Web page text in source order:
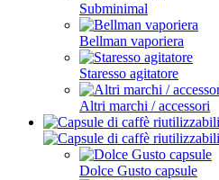
Subminimal
Bellman vaporiera
Staresso agitatore
Altri marchi / accessori
Dolce Gusto capsule